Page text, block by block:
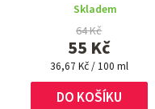
Skladem
64 Kč
55 Kč
Měrná
cena:
36,67 Kč / 100 ml
DO KOŠÍKU